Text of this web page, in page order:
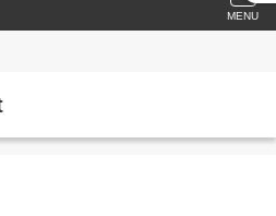
MENU